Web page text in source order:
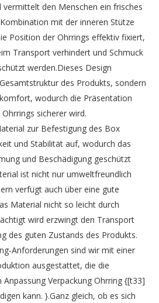
vermittelt den Menschen ein frisches
mit der inneren Stütze
Position der Ohrrings effektiv fixiert,
Transport verhindert und Schmuck
werden.Dieses Design
des Produkts, sondern
wodurch die Präsentation
sicherer wird.
zur Befestigung des Box
und Stabilität auf, wodurch das
und Beschädigung geschützt
ist nicht nur umweltfreundlich
verfügt auch über eine gute
Material nicht so leicht durch
wird erzwingt den Transport
des guten Zustands des Produkts.
Anforderungen sind wir mit einer
ausgestattet, die die
Verpackung Ohrring {[t33]
kann. }.Ganz gleich, ob es sich